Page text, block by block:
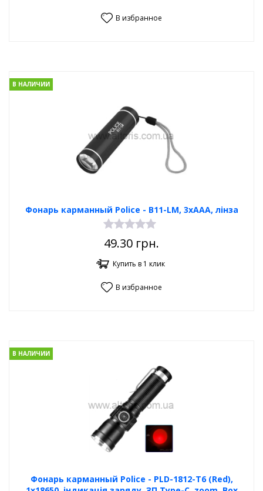
В избранное
Фонарь карманный Poliсe - B11-LM, 3xAAA, лінза
В НАЛИЧИИ
49.30 грн.
Купить в 1 клик
В избранное
Фонарь карманный Poliсe - PLD-1812-T6 (Red),
В НАЛИЧИИ